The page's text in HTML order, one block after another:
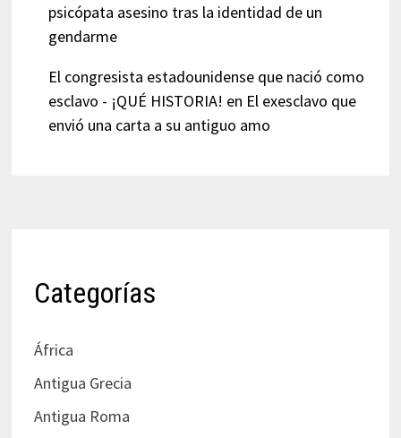
psicópata asesino tras la identidad de un
gendarme
El congresista estadounidense que nació como
esclavo - ¡QUÉ HISTORIA! en El exesclavo que
envió una carta a su antiguo amo
Categorías
África
Antigua Grecia
Antigua Roma